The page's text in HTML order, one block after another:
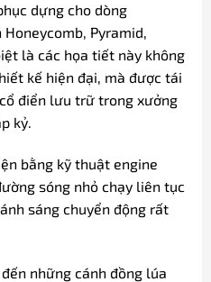
dựng cho dòng
Pyramid,
là các họa tiết này không
kế hiện đại, mà được tái
điển lưu trữ trong xưởng
kỷ.
bằng kỹ thuật engine
sóng nhỏ chạy liên tục
sáng chuyển động rất
những cánh đồng lúa